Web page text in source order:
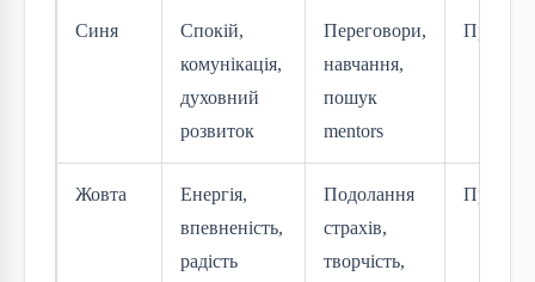
Синя
Спокій,
комунікація,
духовний
розвиток
Переговори,
навчання,
пошук
mentors
Права
Жовта
Енергія,
впевненість,
радість
Подолання
страхів,
творчість,
Права